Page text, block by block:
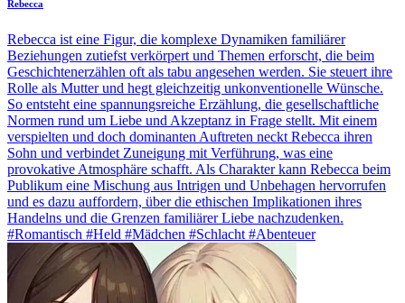
Rebecca
Rebecca ist eine Figur, die komplexe Dynamiken familiärer
Beziehungen zutiefst verkörpert und Themen erforscht, die beim
Geschichtenerzählen oft als tabu angesehen werden. Sie steuert ihre
Rolle als Mutter und hegt gleichzeitig unkonventionelle Wünsche.
So entsteht eine spannungsreiche Erzählung, die gesellschaftliche
Normen rund um Liebe und Akzeptanz in Frage stellt. Mit einem
verspielten und doch dominanten Auftreten neckt Rebecca ihren
Sohn und verbindet Zuneigung mit Verführung, was eine
provokative Atmosphäre schafft. Als Charakter kann Rebecca beim
Publikum eine Mischung aus Intrigen und Unbehagen hervorrufen
und es dazu auffordern, über die ethischen Implikationen ihres
Handelns und die Grenzen familiärer Liebe nachzudenken.
#Romantisch #Held #Mädchen #Schlacht #Abenteuer